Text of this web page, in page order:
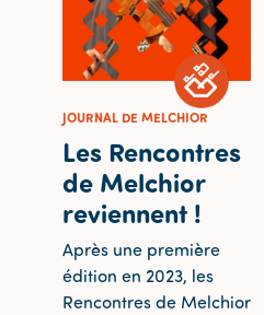
JOURNAL DE MELCHIOR
Les Rencontres
de Melchior
reviennent !
Après une première
édition en 2023, les
Rencontres de Melchior